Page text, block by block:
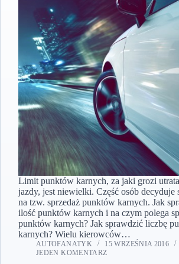
Limit punktów karnych, za jaki grozi
jazdy, jest niewielki. Część osób decyduje
na tzw. sprzedaż punktów karnych. Jak
ilość punktów karnych i na czym polega
punktów karnych? Jak sprawdzić liczbę
karnych? Wielu kierowców…
AUTOFANATYK
15 WRZEŚNIA 2016
JEDEN KOMENTARZ